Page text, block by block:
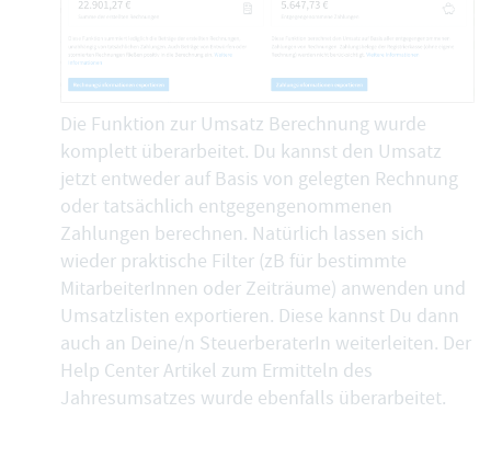
Die Funktion zur Umsatz Berechnung wurde
komplett überarbeitet. Du kannst den Umsatz
jetzt entweder auf Basis von gelegten Rechnung
oder tatsächlich entgegengenommenen
Zahlungen berechnen. Natürlich lassen sich
wieder praktische Filter (zB für bestimmte
MitarbeiterInnen oder Zeiträume) anwenden und
Umsatzlisten exportieren. Diese kannst Du dann
auch an Deine/n SteuerberaterIn weiterleiten. Der
Help Center Artikel zum Ermitteln des
Jahresumsatzes wurde ebenfalls überarbeitet.